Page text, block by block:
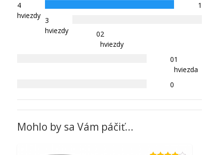
4
hviezdy
1
3
hviezdy
02
hviezdy
01
hviezda
0
Mohlo by sa Vám páčiť...